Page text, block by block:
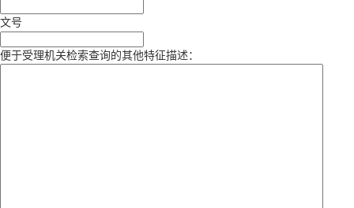
文号
便于受理机关检索查询的其他特征描述：